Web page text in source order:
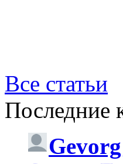
Все статьи
Последние